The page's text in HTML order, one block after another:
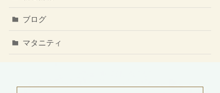
ブログ
マタニティ